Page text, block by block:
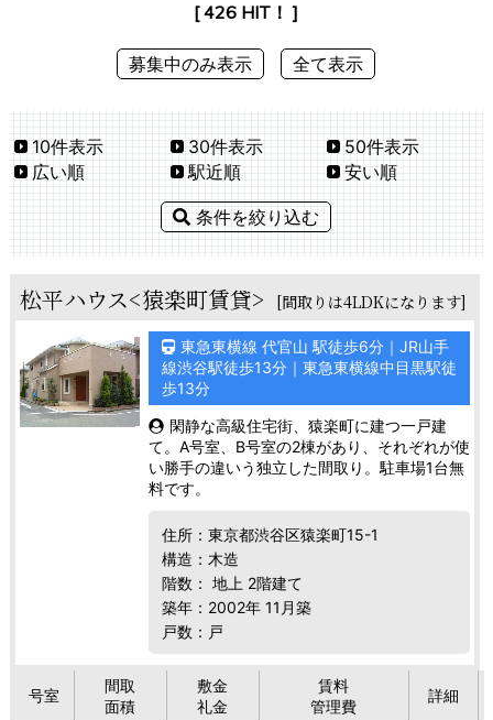
[ 426 HIT！ ]
募集中のみ表示 全て表示
10件表示 30件表示
50件表示
広い順
駅近順 安い順
条件を絞り込む
松平ハウス<猿楽町賃貸> [間取りは4LDKになります]
東急東横線 代官山 駅徒歩6分｜JR山手
線渋谷駅徒歩13分｜東急東横線中目黒駅徒
歩13分
閑静な高級住宅街、猿楽町に建つ一戸建
て。A号室、B号室の2棟があり、それぞれが使
い勝手の違いう独立した間取り。駐車場1台無
料です。
住所：東京都渋谷区猿楽町15-1
構造：木造
階数： 地上 2階建て
築年：2002年 11月築
戸数：戸
号室
間取
面積
敷金
礼金
賃料
管理費
詳細